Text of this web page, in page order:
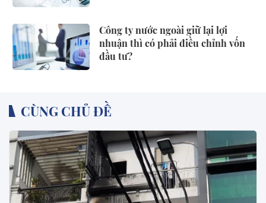
Công ty nước ngoài giữ lại lợi
nhuận thì có phải điều chỉnh vốn
đầu tư?
CÙNG CHỦ ĐỀ